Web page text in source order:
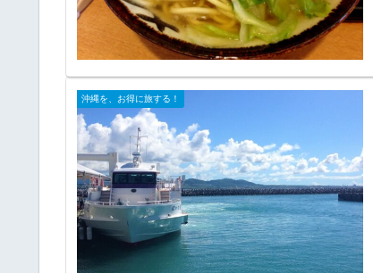
沖縄を、お得に旅する！